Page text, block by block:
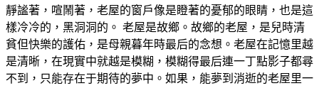
靜謐著，喧鬧著，老屋的窗戶像是瞪著的憂郁的眼睛，也是這
樣冷冷的，黑洞洞的。 老屋是故鄉。故鄉的老屋，是兒時清
貧但快樂的護佑，是母親暮年時最后的念想。老屋在記憶里越
是清晰，在現實中就越是模糊，模糊得最后連一丁點影子都尋
不到，只能存在于期待的夢中。如果，能夢到消逝的老屋里一